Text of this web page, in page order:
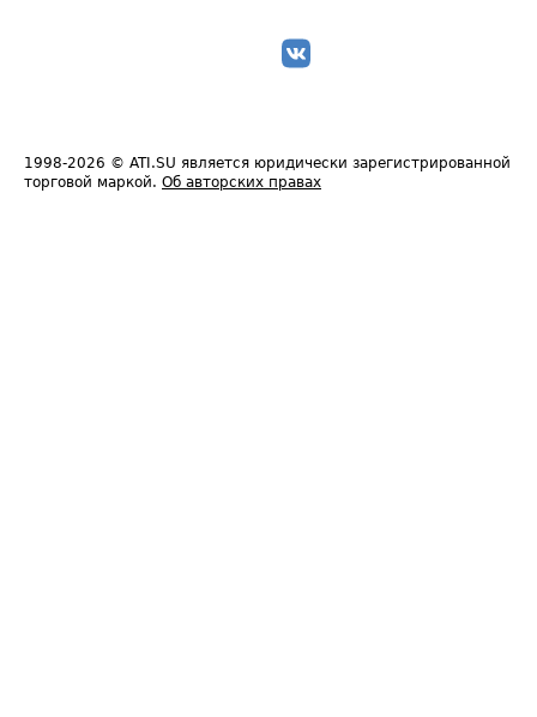
1998-2026 © ATI.SU является юридически зарегистрированной
торговой маркой. Об авторских правах